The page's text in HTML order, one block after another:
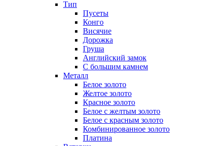
Тип
Пусеты
Конго
Висячие
Дорожка
Груша
Английский замок
С большим камнем
Металл
Белое золото
Желтое золото
Красное золото
Белое с желтым золото
Белое с красным золото
Комбинированное золото
Платина